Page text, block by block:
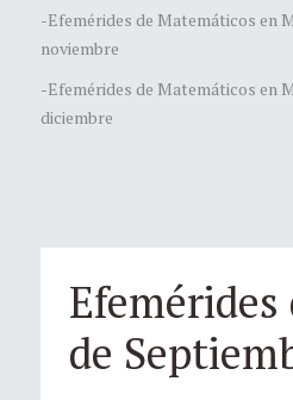
-Efemérides de Matemáticos en
noviembre
-Efemérides de Matemáticos en
diciembre
Efemérides
de